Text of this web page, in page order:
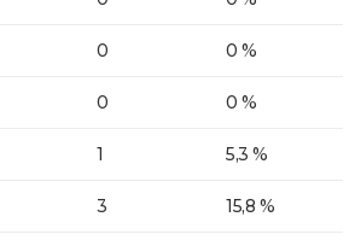
0 0 %
0 0 %
1 5,3 %
3 15,8 %